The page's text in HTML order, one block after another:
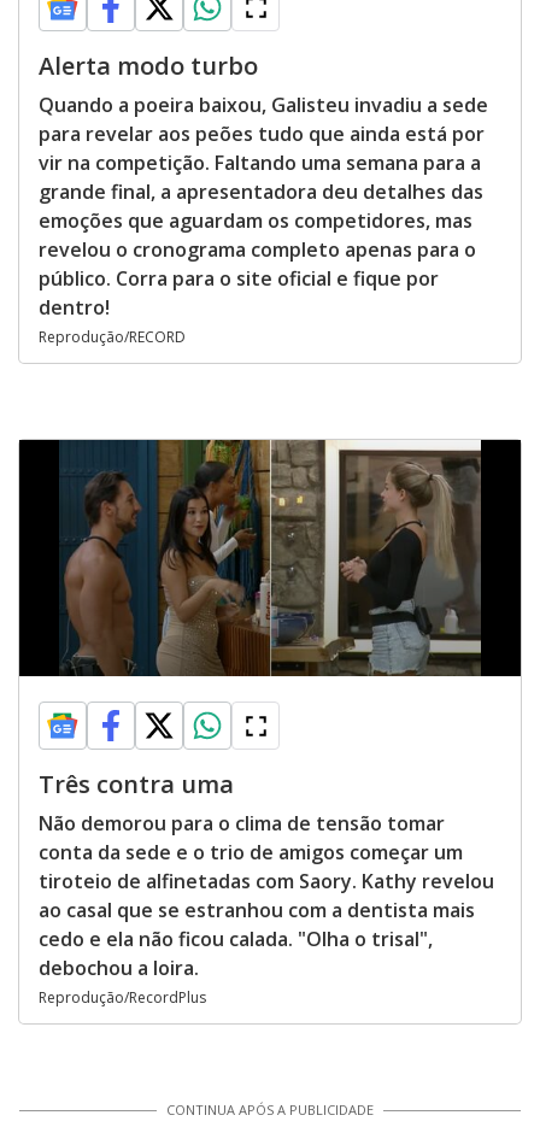
Alerta modo turbo
Quando a poeira baixou, Galisteu invadiu a sede
para revelar aos peões tudo que ainda está por
vir na competição. Faltando uma semana para a
grande final, a apresentadora deu detalhes das
emoções que aguardam os competidores, mas
revelou o cronograma completo apenas para o
público. Corra para o site oficial e fique por
dentro!
Reprodução/RECORD
Três contra uma
Não demorou para o clima de tensão tomar
conta da sede e o trio de amigos começar um
tiroteio de alfinetadas com Saory. Kathy revelou
ao casal que se estranhou com a dentista mais
cedo e ela não ficou calada. "Olha o trisal",
debochou a loira.
Reprodução/RecordPlus
CONTINUA APÓS A PUBLICIDADE